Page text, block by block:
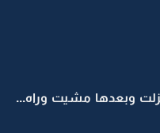
وبعدها مشيت وراه...